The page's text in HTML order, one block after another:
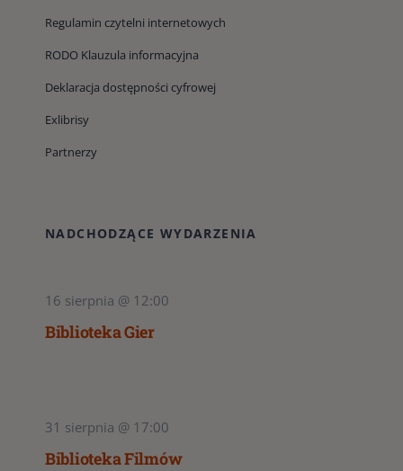
Regulamin czytelni internetowych
RODO Klauzula informacyjna
Deklaracja dostępności cyfrowej
Exlibrisy
Partnerzy
NADCHODZĄCE WYDARZENIA
16 sierpnia @ 12:00
Biblioteka Gier
31 sierpnia @ 17:00
Biblioteka Filmów